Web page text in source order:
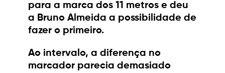
para a marca dos 11 metros e deu
a Bruno Almeida a possibilidade de
fazer o primeiro.
Ao intervalo, a diferença no
marcador parecia demasiado